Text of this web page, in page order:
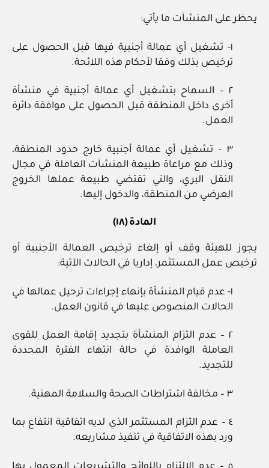
يحظر على المنشآت ما يأتي:
١- تشغيل أي عمالة أجنبية فيها قبل الحصول على
ترخيص بذلك وفقا لأحكام هذه اللائحة.
٢ – السماح بتشغيل أي عمالة أجنبية في منشأة
أخرى داخل المنطقة قبل الحصول على موافقة دائرة
العمل.
٣ – تشغيل أي عمالة أجنبية خارج حدود المنطقة،
وذلك مع مراعاة طبيعة المنشآت العاملة في مجال
النقل البري، والتي تقتضي طبيعة عملها الخروج
العرضي من المنطقة، والدخول إليها.
المادة (١٨)
يجوز للهيئة وقف أو إلغاء ترخيص العمالة الأجنبية أو
ترخيص عمل المستثمر، إداريا في الحالات الآتية:
١- عدم قيام المنشأة بإنهاء إجراءات ترحيل عمالها في
الحالات المنصوص عليها في قانون العمل.
٢ – عدم التزام المنشأة بتجديد إقامة العمل للقوى
العاملة الوافدة في حالة انتهاء الفترة المحددة
للتجديد.
٣ – مخالفة اشتراطات الصحة والسلامة المهنية.
٤ – عدم التزام المستثمر الذي لديه اتفاقية انتفاع بما
ورد بهذه الاتفاقية في تنفيذ مشاريعه.